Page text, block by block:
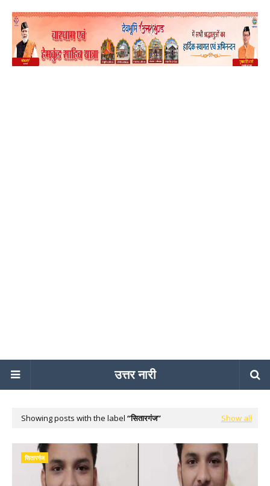
उत्तर नारी
Showing posts with the label सितारगंज Show all
सितारगंज